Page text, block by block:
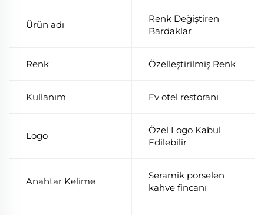
Ürün adı
Renk Değiştiren
Bardaklar
Renk Özelleştirilmiş Renk
Kullanım Ev otel restoranı
Logo
Özel Logo Kabul
Edilebilir
Anahtar Kelime
Seramik porselen
kahve fincanı